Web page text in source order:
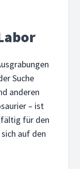
Suche
anderen
– ist
für den
auf den